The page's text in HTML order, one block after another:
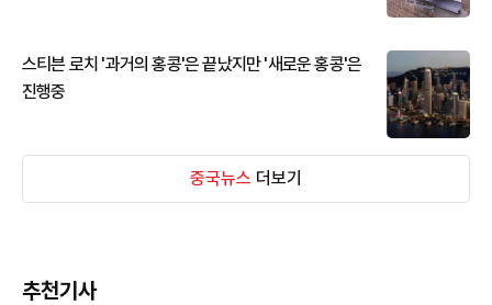
스티븐 로치 '과거의 홍콩'은 끝났지만 '새로운 홍콩'은
진행중
중국뉴스 더보기
추천기사